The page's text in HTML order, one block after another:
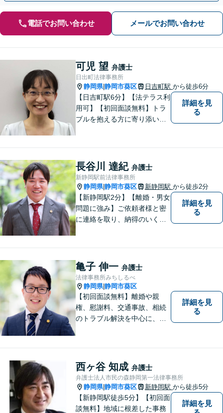
電話でお問い合わせ メールでお問い合わせ
可児 望 弁護士
日出町法律事務所
静岡県|静岡市葵区 日吉町駅 から徒歩6分
【日吉町駅6分】【法テラス利
用可】【初回面談無料】トラ
ブルを抱える方に寄り添い、
詳細を見
る
長谷川 達紀 弁護士
新静岡駅前法律事務所
静岡県|静岡市葵区 新静岡駅 から徒歩2分
【新静岡駅2分】【離婚・男女
問題に強み】ご依頼者様と密
に連絡を取り、納得のいく解
的に行っております。お困り
でしたら、お気軽にご相談く
ださい！
詳細を見
る
亀子 伸一 弁護士
法律事務所みちしるべ
静岡県|静岡市葵区
【初回面談無料】離婚や親
権、慰謝料、交通事故、相続
のトラブル解決を中心に、一
護士です。遺言書などのご相
談も、お任せください。【静
岡市の弁護士】
詳細を見
る
西ヶ谷 知成 弁護士
弁護士法人市民の森静岡第一法律事務所
静岡県|静岡市葵区 新静岡駅 から徒歩5分
【新静岡駅徒歩5分】【初回面
談無料】地域に根差した事務
詳細を見